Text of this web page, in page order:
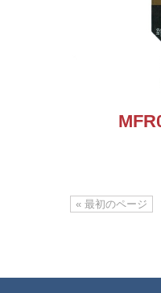
« 最初のページ